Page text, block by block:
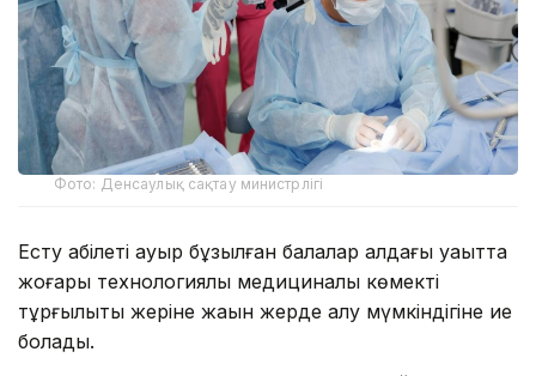
Фото: Денсаулық сақтау министрлігі
Есту қабілеті ауыр бұзылған балалар алдағы уақытта
жоғары технологиялық медициналық көмекті
тұрғылықты жеріне жақын жерде алу мүмкіндігіне ие
болады.